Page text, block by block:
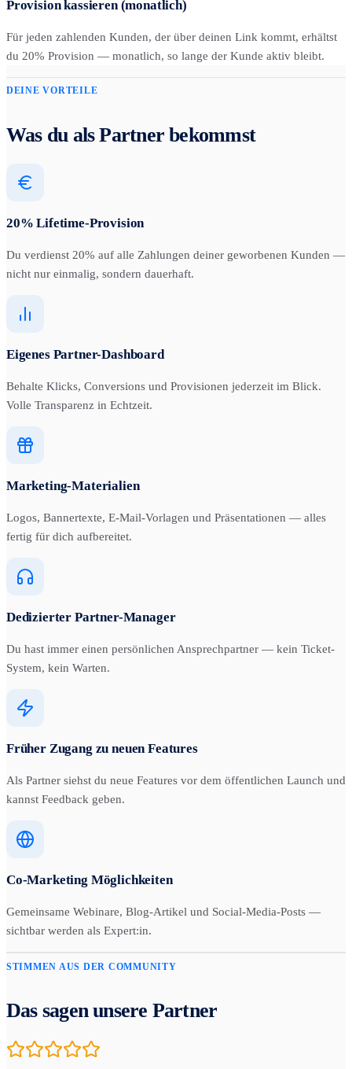
Provision kassieren (monatlich)
Für jeden zahlenden Kunden, der über deinen Link kommt, erhältst
du 20% Provision — monatlich, so lange der Kunde aktiv bleibt.
DEINE VORTEILE
Was du als Partner bekommst
20% Lifetime-Provision
Du verdienst 20% auf alle Zahlungen deiner geworbenen Kunden —
nicht nur einmalig, sondern dauerhaft.
Eigenes Partner-Dashboard
Behalte Klicks, Conversions und Provisionen jederzeit im Blick.
Volle Transparenz in Echtzeit.
Marketing-Materialien
Logos, Bannertexte, E-Mail-Vorlagen und Präsentationen — alles
fertig für dich aufbereitet.
Dedizierter Partner-Manager
Du hast immer einen persönlichen Ansprechpartner — kein Ticket-
System, kein Warten.
Früher Zugang zu neuen Features
Als Partner siehst du neue Features vor dem öffentlichen Launch und
kannst Feedback geben.
Co-Marketing Möglichkeiten
Gemeinsame Webinare, Blog-Artikel und Social-Media-Posts —
sichtbar werden als Expert:in.
STIMMEN AUS DER COMMUNITY
Das sagen unsere Partner